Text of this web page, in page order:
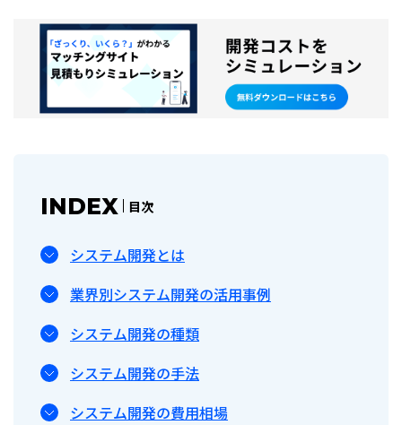
INDEX 目次
システム開発とは
業界別システム開発の活用事例
システム開発の種類
システム開発の手法
システム開発の費用相場